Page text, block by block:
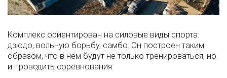
Комплекс ориентирован на силовые виды спорта:
дзюдо, вольную борьбу, самбо. Он построен таким
образом, что в нем будут не только тренироваться, но
и проводить соревнования.